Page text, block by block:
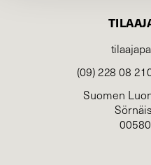
(09) 228 08
Suomen